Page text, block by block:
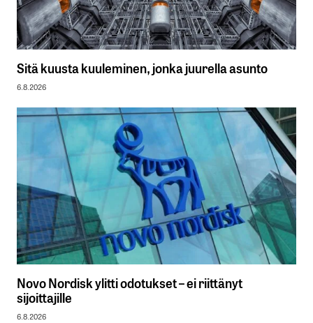
Sitä kuusta kuuleminen, jonka juurella asunto
6.8.2026
Novo Nordisk ylitti odotukset – ei riittänyt
sijoittajille
6.8.2026